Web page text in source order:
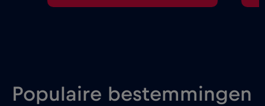
Populaire bestemmingen